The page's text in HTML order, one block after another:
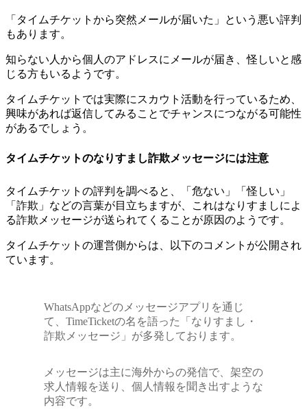
「タイムチケットから突然メールが届いた」という悪い評判
もあります。
知らない人から個人のアドレスにメールが届き、怪しいと感
じる方もいるようです。
タイムチケットでは実際にスカウト活動を行っているため、
興味があれば返信してみることでチャンスにつながる可能性
があるでしょう。
タイムチケットのなりすまし詐欺メッセージには注意
タイムチケットの評判を調べると、「危ない」「怪しい」
「詐欺」などの言葉が目立ちますが、これはなりすましによ
る詐欺メッセージが送られてくることが原因のようです。
タイムチケットの運営側からは、以下のコメントが公開され
ています。
WhatsAppなどのメッセージアプリを通じ
て、TimeTicketの名を語った「なりすまし・
詐欺メッセージ」が多発しております。
メッセージは主に海外からの発信で、架空の
求人情報を送り、個人情報を聞き出すような
内容です。